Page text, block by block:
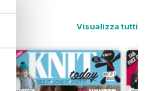
Visualizza tutti